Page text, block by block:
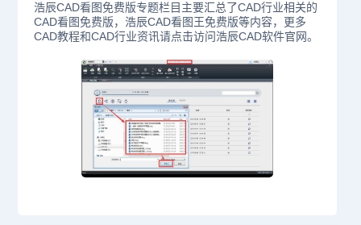
浩辰CAD看图免费版专题栏目主要汇总了CAD行业相关的
CAD看图免费版，浩辰CAD看图王免费版等内容，更多
CAD教程和CAD行业资讯请点击访问浩辰CAD软件官网。